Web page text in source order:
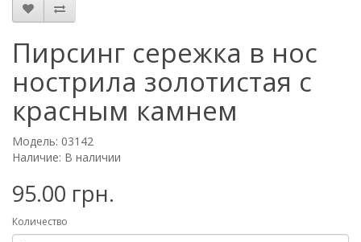
Пирсинг сережка в нос
нострила золотистая с
красным камнем
Модель: 03142
Наличие: В наличии
95.00 грн.
Количество